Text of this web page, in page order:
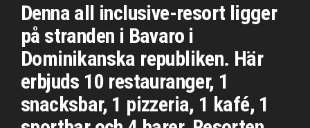
Denna all inclusive-resort ligger
på stranden i Bavaro i
Dominikanska republiken. Här
erbjuds 10 restauranger, 1
snacksbar, 1 pizzeria, 1 kafé, 1